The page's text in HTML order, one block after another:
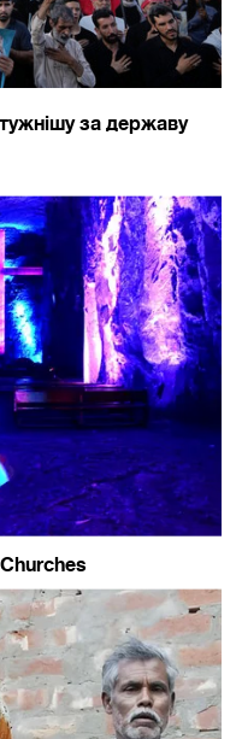
за державу